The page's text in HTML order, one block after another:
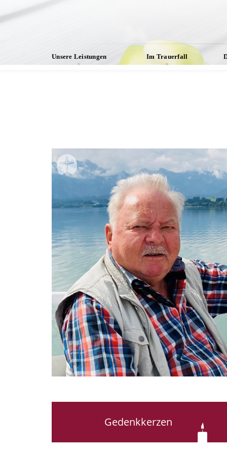
Unsere Leistungen Im Trauerfall
Gedenkkerzen